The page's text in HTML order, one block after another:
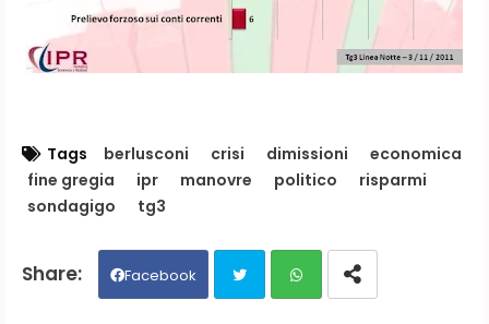
Tags berlusconi crisi dimissioni
economica
fine gregia
ipr manovre politico
risparmi
sondagigo
tg3
Facebook